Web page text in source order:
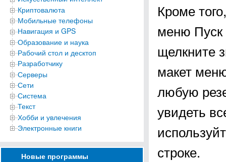
Криптовалюта
Мобильные телефоны
Навигация и GPS
Образование и наука
Рабочий стол и десктоп
Разработчику
Серверы
Сети
Система
Текст
Хобби и увлечения
Электронные книги
Новые программы
Кроме
меню Пуск
щелкните
макет
любую
увидеть
строке.